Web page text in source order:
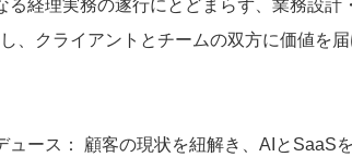
る経理実務の遂行にとどまらず、業務設
、クライアントとチームの双方に価値を
ュース： 顧客の現状を紐解き、AIと